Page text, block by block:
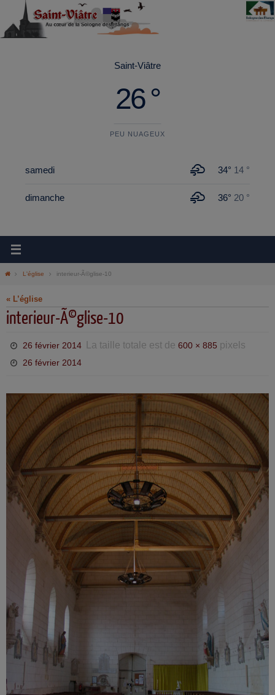
principal
Saint-Viâtre
26 °
PEU NUAGEUX
samedi 34° 14 °
dimanche 36° 20 °
L'église interieur-Ã©glise-10
« L’église
interieur-Ã©glise-10
26 février 2014 La taille totale est de600 × 885 pixels
26 février 2014